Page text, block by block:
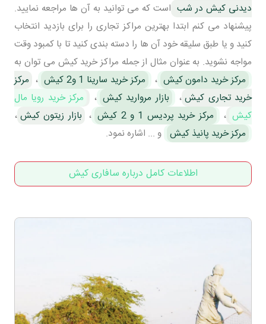
دیدنی کیش در شب است که می توانید به آن ها مراجعه نمایید.
پیشنهاد می کنم ابتدا بهترین مراکز تجاری را برای بازدید انتخاب
کنید و یا طبق سلیقه خود آن ها را دسته بندی کنید تا با کمبود وقت
مواجه نشوید. به عنوان مثال از جمله مراکز خرید کیش می توان به
مرکز خرید دامون کیش ، مرکز خرید سارینا 1 و2 کیش ، مرکز
خرید تجاری کیش، بازار مروارید کیش ،
مرکز خرید رویا مال
کیش ، مرکز خرید پردیس 1 و 2 کیش ، بازار زیتون کیش،
مرکز خرید پانیذ کیش و ... اشاره نمود.
اطلاعات کامل درباره سافاری کیش